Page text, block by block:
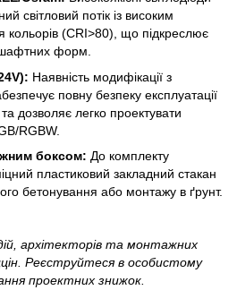
світловий потік із високим
кольорів (CRI>80), що підкреслює
форм.
Наявність модифікації з
повну безпеку експлуатації
дозволяє легко проектувати
RGBW.
боксом: До комплекту
пластиковий закладний стакан
бетонування або монтажу в ґрунт.
архітекторів та монтажних
Реєструйтеся в особистому
проектних знижок.